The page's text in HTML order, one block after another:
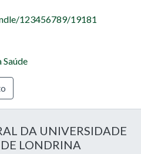
123456789/19181
DA UNIVERSIDADE
LONDRINA